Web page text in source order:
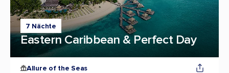
7 Nächte
Eastern Caribbean & Perfect Day
Allure of the Seas